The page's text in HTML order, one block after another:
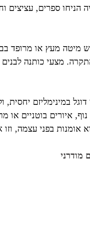
ספרים, עציצים
מיטה מעץ או
מצעי כותנה
במינימליזם
נוף, איורים
אומנות בפני עצמה,
מודרני